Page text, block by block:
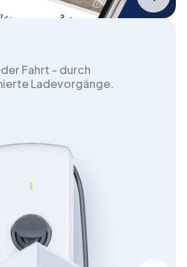
Fahrt - durch
Ladevorgänge.